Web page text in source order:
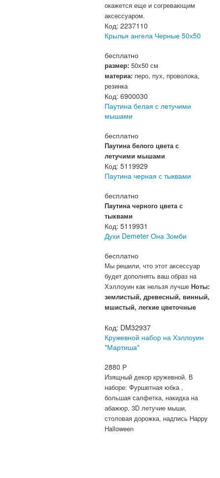
окажется еще и согревающим
аксессуаром.
Код: 2237110
Крылья ангела Черные 50х50
бесплатно
размер: 50х50 см
материа: перо, пух, проволока,
резинка
Код: 6900030
Паутина белая с летучими
мышами
бесплатно
Паутина белого цвета с
летучими мышами
Код: 5119929
Паутина черная с тыквами
бесплатно
Паутина черного цвета с
тыквами
Код: 5119931
Духи Demeter Она Зомби
бесплатно
Мы решили, что этот аксессуар
будет дополнять ваш образ на
Хэллоуин как нельзя лучше Ноты:
землистый, древесный, винный,
мшистый, легкие цветочные
Код: DM32937
Кружевной набор на Хэллоуин
"Мартиша"
2880 Р
Изящный декор кружевной. В
наборе: Фуршетная юбка ,
большая салфетка, накидка на
абажюр, 3D летучие мыши,
столовая дорожка, надпись Happy
Halloween